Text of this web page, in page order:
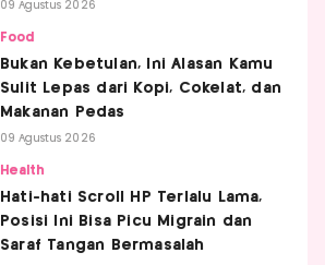
09 Agustus 2026
Food
Bukan Kebetulan, Ini Alasan Kamu
Sulit Lepas dari Kopi, Cokelat, dan
Makanan Pedas
09 Agustus 2026
Health
Hati-hati Scroll HP Terlalu Lama,
Posisi Ini Bisa Picu Migrain dan
Saraf Tangan Bermasalah